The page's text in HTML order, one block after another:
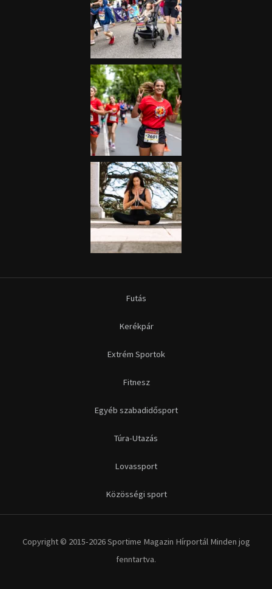
Futás
Kerékpár
Extrém Sportok
Fitnesz
Egyéb szabadidősport
Túra-Utazás
Lovassport
Közösségi sport
Copyright © 2015-2026 Sportime Magazin Hírportál Minden jog
fenntartva.